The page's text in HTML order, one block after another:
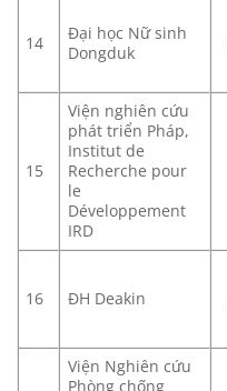
14
Đại học Nữ sinh
Dongduk
15
Viện nghiên cứu
phát triển Pháp,
Institut de
Recherche pour
le
Développement
IRD
16 ĐH Deakin
Viện Nghiên cứu
Phòng chống